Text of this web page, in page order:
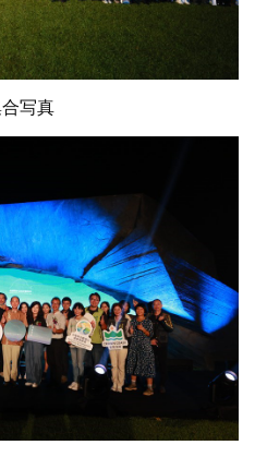
写真